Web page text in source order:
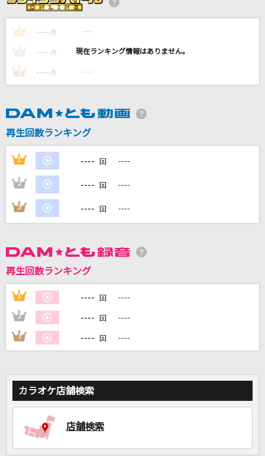
TUBE(チューブ)
Silent Jealousy
Karma Chameleon [カーマは気まぐれ(ビデオ
クラシック
JUDY AND MARY
DAMの新曲・ランキングなど
カラオケ最新情報をチェック！
カラオケをもっと楽しもう！
家族や友達と一緒に！練習にも！
1 ---- 点 ----
---- 点 ----
3 ---- 点 ----
再生回数ランキング
1 ---- 回 ----
2 ---- 回 ----
3 ---- 回 ----
再生回数ランキング
1 ---- 回 ----
2 ---- 回 ----
3 ---- 回 ----
カラオケ店舗検索
店舗検索